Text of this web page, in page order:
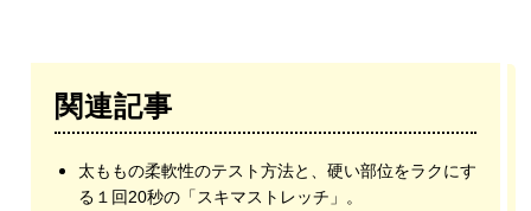
関連記事
太ももの柔軟性のテスト方法と、硬い部位をラクにす
る１回20秒の「スキマストレッチ」。